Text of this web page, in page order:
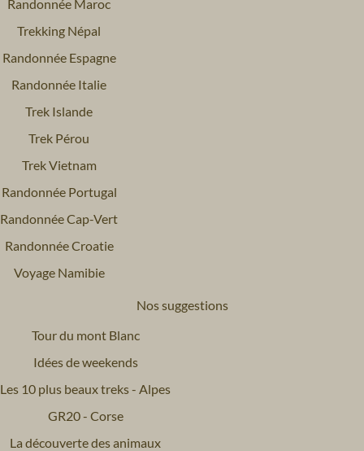
Randonnée Maroc
Trekking Népal
Randonnée Espagne
Randonnée Italie
Trek Islande
Trek Pérou
Trek Vietnam
Randonnée Portugal
Randonnée Cap-Vert
Randonnée Croatie
Voyage Namibie
Nos suggestions
Tour du mont Blanc
Idées de weekends
Les 10 plus beaux treks - Alpes
GR20 - Corse
La découverte des animaux